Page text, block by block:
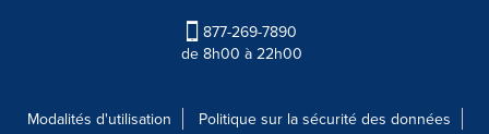
877-269-7890
de 8h00 à 22h00
Modalités d'utilisation Politique sur la sécurité des données